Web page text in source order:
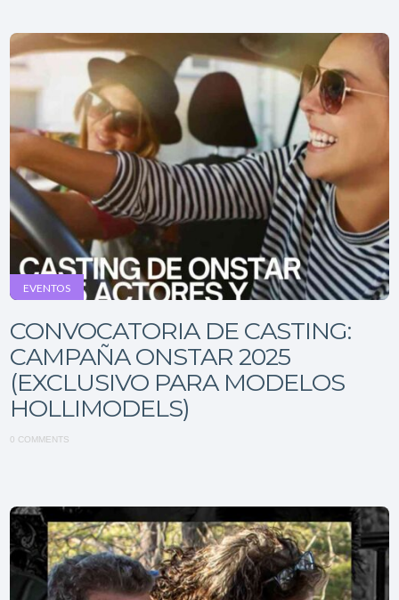
EVENTOS
CONVOCATORIA DE CASTING:
CAMPAÑA ONSTAR 2025
(EXCLUSIVO PARA MODELOS
HOLLIMODELS)
0 COMMENTS